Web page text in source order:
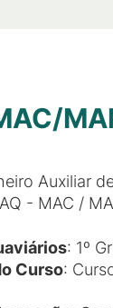
Auxiliar
- MAC /
: 1º
Curso: